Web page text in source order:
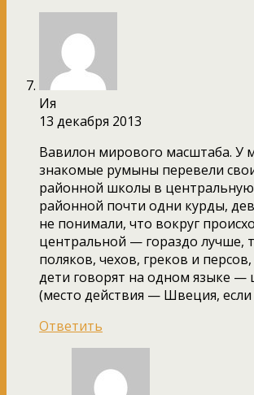
Ия
13 декабря 2013
Вавилон мирового масштаба. У
знакомые румыны перевели
районной школы в
районной почти одни курды,
не понимали, что вокруг
центральной — гораздо лучше,
поляков, чехов, греков и персов,
дети говорят на одном языке —
(место действия — Швеция, если
Ответить